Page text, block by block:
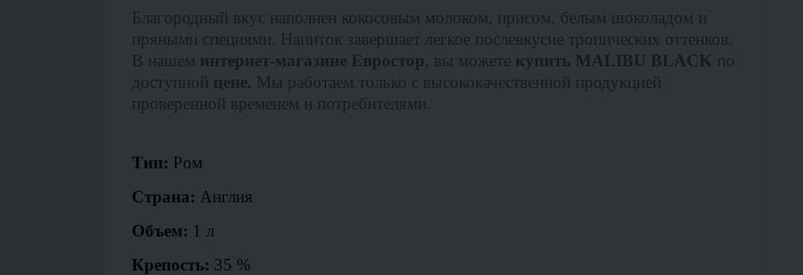
Благородный вкус наполнен кокосовым молоком, ирисом, белым шоколадом и
пряными специями. Напиток завершает легкое послевкусие тропических оттенков.
В нашем интернет-магазине Евростор, вы можете купить MALIBU BLACK по
доступной цене. Мы работаем только с высококачественной продукцией
проверенной временем и потребителями.
Тип: Ром
Страна: Англия
Объем: 1 л
Крепость: 35 %